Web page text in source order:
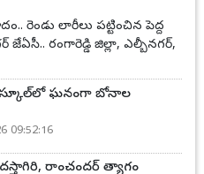
రెండు లారీలు పట్టించిన పెద్ద
రంగారెడ్డి జిల్లా, ఎల్బీనగర్,
స్కూల్‌లో ఘనంగా బోనాల
09:52:16
రాంచందర్ త్యాగం